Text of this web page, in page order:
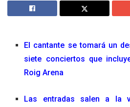
El cantante se tomará un
siete conciertos que
Roig Arena
Las entradas salen a la